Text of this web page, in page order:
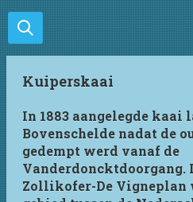
Ga
direct
naar
hoofdinhoud
Kuiperskaai
In 1883 aangelegde kaai
Bovenschelde nadat de
gedempt werd vanaf de
Vanderdoncktdoorgang.
Zollikofer-De Vigneplan